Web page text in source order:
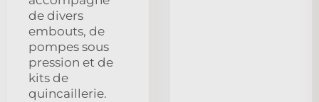
de divers
embouts, de
pompes sous
pression et de
kits de
quincaillerie.